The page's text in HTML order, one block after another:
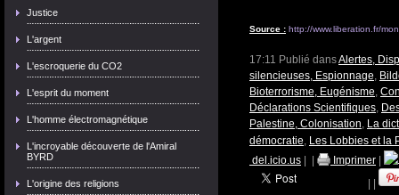
Justice
L'argent
L'escroquerie du CO2
L'esprit du moment
L'homme électromagnétique
L'incroyable découverte de l'Amiral
BYRD
L'origine des religions
Source : http://www.liberation.fr/
17:11 Publié dansAlertes,
silencieuses, Espionnage,
Bioterrorisme, Eugénisme,
Déclarations Scientifiques,
Palestine, Colonisation, La
démocratie, Les Lobbies et la
del.icio.us
Imprimer